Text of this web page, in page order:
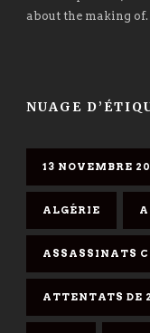
about the making of.
NUAGE
13 NOVEMBRE
ALGÉRIE
ASSASSINATS
ATTENTATS DE